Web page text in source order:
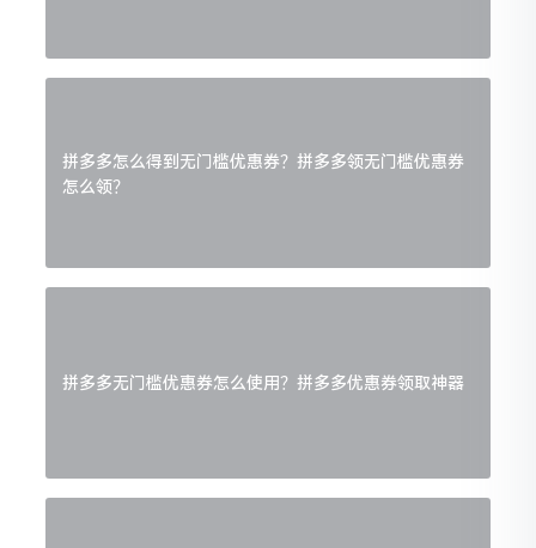
拼多多怎么得到无门槛优惠券？拼多多领无门槛优惠券
怎么领？
拼多多无门槛优惠券怎么使用？拼多多优惠券领取神器